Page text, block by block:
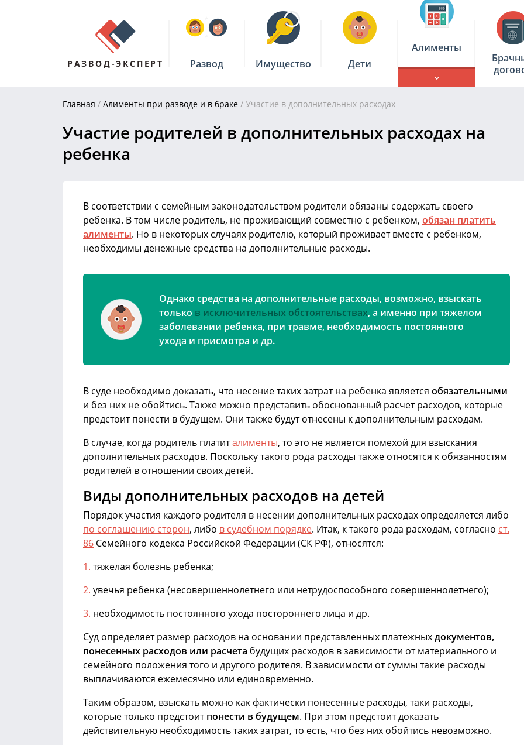
РАЗВОД-ЭКСПЕРТ Развод Имущество Дети
Алименты
Главная / Алименты при разводе и в браке / Участие в дополнительных расходах
Участие родителей в дополнительных расходах на
ребенка
В соответствии с семейным законодательством родители обязаны содержать своего
ребенка. В том числе родитель, не проживающий совместно с ребенком, обязан платить
алименты. Но в некоторых случаях родителю, который проживает вместе с ребенком,
необходимы денежные средства на дополнительные расходы.
Однако средства на дополнительные расходы, возможно, взыскать
только в исключительных обстоятельствах, а именно при тяжелом
заболевании ребенка, при травме, необходимость постоянного
ухода и присмотра и др.
В суде необходимо доказать, что несение таких затрат на ребенка является обязательными
и без них не обойтись. Также можно представить обоснованный расчет расходов, которые
предстоит понести в будущем. Они также будут отнесены к дополнительным расходам.
В случае, когда родитель платиталименты, то это не является помехой для взыскания
дополнительных расходов. Поскольку такого рода расходы также относятся к обязанностям
родителей в отношении своих детей.
Виды дополнительных расходов на детей
Порядок участия каждого родителя в несении дополнительных расходах определяется либо
по соглашению сторон, либо в судебном порядке. Итак, к такого рода расходам, согласно ст.
86 Семейного кодекса Российской Федерации (СК РФ), относятся:
тяжелая болезнь ребенка;
увечья ребенка (несовершеннолетнего или нетрудоспособного совершеннолетнего);
необходимость постоянного ухода постороннего лица и др.
Суд определяет размер расходов на основании представленных платежныхдокументов,
понесенных расходов или расчета будущих расходов в зависимости от материального и
семейного положения того и другого родителя. В зависимости от суммы такие расходы
выплачиваются ежемесячно или единовременно.
Таким образом, взыскать можно как фактически понесенные расходы, таки расходы,
которые только предстоитпонести в будущем. При этом предстоит доказать
действительную необходимость таких затрат, то есть, что без них обойтись невозможно.